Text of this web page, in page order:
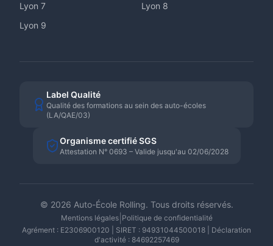
Lyon 7 Lyon 8
Lyon 9
Label Qualité
Qualité des formations au sein des auto-écoles
(LA/QAE/03)
Organisme certifié SGS
Attestation N° 0693 – Valide jusqu'au 02/06/2028
© 2026 Auto-École Rolling. Tous droits réservés.
Mentions légales| Politique de confidentialité
Agrément : E2306900120 | SIRET : 94931044500018 | Déclaration
d'activité : 84692257469